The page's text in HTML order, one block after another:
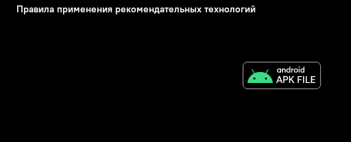
Правила применения рекомендательных технологий